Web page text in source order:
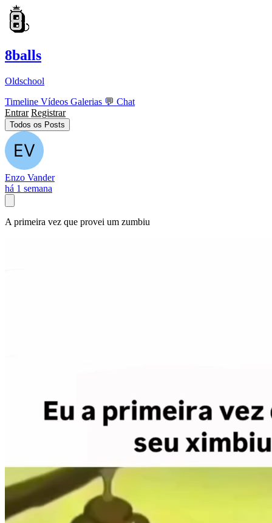
8balls
Oldschool
Timeline Vídeos Galerias 💬 Chat
Entrar Registrar
Todos os Posts
Enzo Vander
há 1 semana
A primeira vez que provei um zumbiu